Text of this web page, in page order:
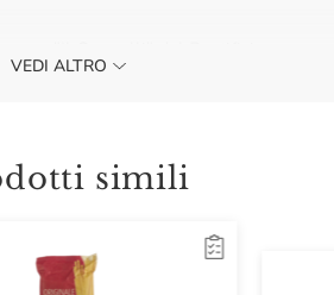
zucca, salsiccia e funghi.
VEDI ALTRO
simili